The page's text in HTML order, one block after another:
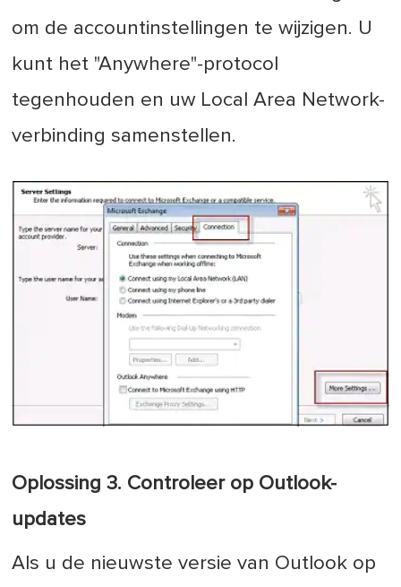
om de accountinstellingen te wijzigen. U
kunt het "Anywhere"-protocol
tegenhouden en uw Local Area Network-
verbinding samenstellen.
Oplossing 3. Controleer op Outlook-
updates
Als u de nieuwste versie van Outlook op